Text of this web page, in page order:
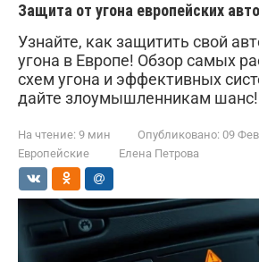
Защита от угона европейских
Узнайте, как защитить свой
угона в Европе! Обзор самых
схем угона и эффективных
дайте злоумышленникам шанс!
На чтение: 9 мин Опубликовано: 09
Европейские
Елена Петрова